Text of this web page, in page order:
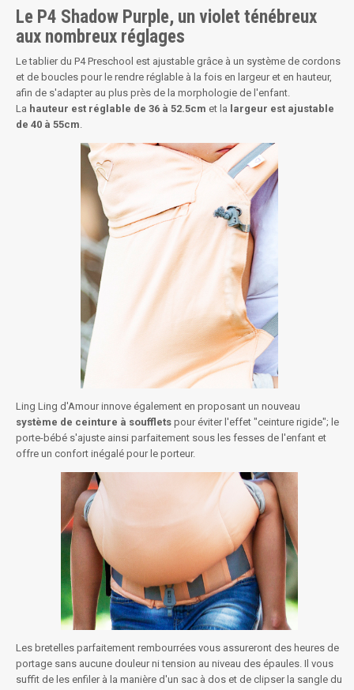
Le P4 Shadow Purple, un violet ténébreux
aux nombreux réglages
Le tablier du P4 Preschool est ajustable grâce à un système de cordons
et de boucles pour le rendre réglable à la fois en largeur et en hauteur,
afin de s'adapter au plus près de la morphologie de l'enfant.
La hauteur est réglable de 36 à 52.5cm et la largeur est ajustable
de 40 à 55cm.
Ling Ling d'Amour innove également en proposant un nouveau
système de ceinture à soufflets pour éviter l'effet "ceinture rigide"; le
porte-bébé s'ajuste ainsi parfaitement sous les fesses de l'enfant et
offre un confort inégalé pour le porteur.
Les bretelles parfaitement rembourrées vous assureront des heures de
portage sans aucune douleur ni tension au niveau des épaules. Il vous
suffit de les enfiler à la manière d'un sac à dos et de clipser la sangle du